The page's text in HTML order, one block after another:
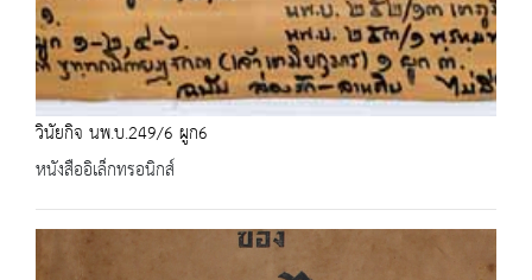
วินัยกิจ นพ.บ.249/6 ผูก6
หนังสืออิเล็กทรอนิกส์